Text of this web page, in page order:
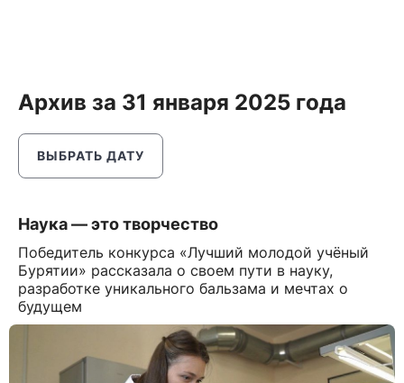
Архив за 31 января 2025 года
ВЫБРАТЬ ДАТУ
Наука — это творчество
Победитель конкурса «Лучший молодой учёный
Бурятии» рассказала о своем пути в науку,
разработке уникального бальзама и мечтах о
будущем